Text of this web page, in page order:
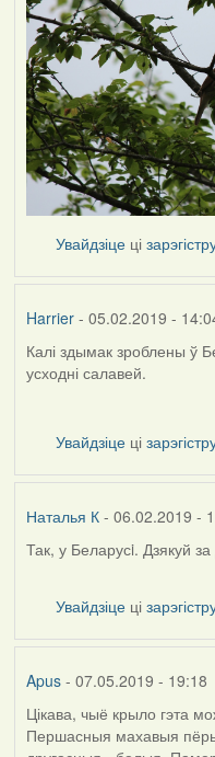
Увайдзіце ці
Harrier- 05.02.2019 -
In
reply
Наталья
К
Калі здымак зроблены ў
усходні салавей.
Увайдзіце ці
Наталья К- 06.02.2019 -
In
Harrier
Так, у Беларусi. Дзякуй
Увайдзіце ці
Apus- 07.05.2019 - 19:18
Цікава, чыё крыло гэта
Першасныя махавыя